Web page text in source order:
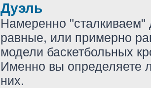
Дуэль
Намеренно "сталкиваем"
равные, или примерно
модели баскетбольных
Именно вы определяете
них.